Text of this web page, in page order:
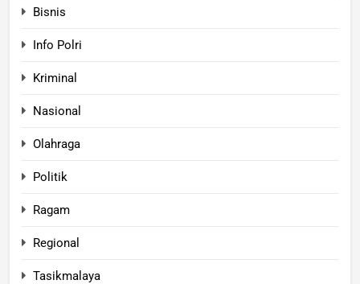
Bisnis
Info Polri
Kriminal
Nasional
Olahraga
Politik
Ragam
Regional
Tasikmalaya